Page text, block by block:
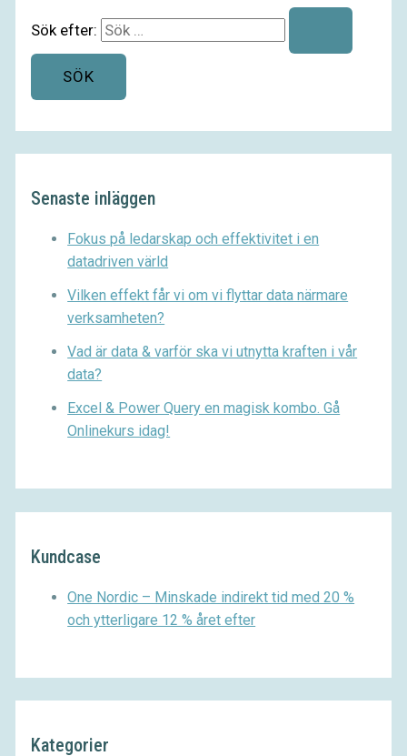
Sök efter:
Senaste inläggen
Fokus på ledarskap och effektivitet i en
datadriven värld
Vilken effekt får vi om vi flyttar data närmare
verksamheten?
Vad är data & varför ska vi utnytta kraften i vår
data?
Excel & Power Query en magisk kombo. Gå
Onlinekurs idag!
Kundcase
One Nordic – Minskade indirekt tid med 20 %
och ytterligare 12 % året efter
Kategorier